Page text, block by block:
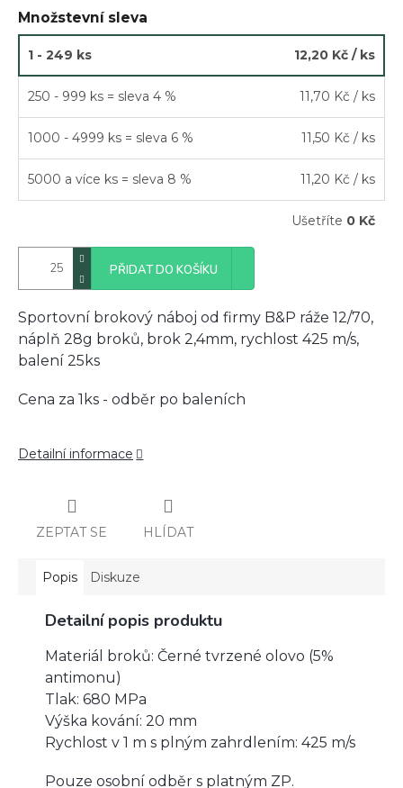
Množstevní sleva
1 - 249 ks 12,20 Kč / ks
250 - 999 ks = sleva 4 % 11,70 Kč / ks
1000 - 4999 ks = sleva 6 % 11,50 Kč / ks
5000 a více ks = sleva 8 % 11,20 Kč / ks
Ušetříte 0 Kč
PŘIDAT DO KOŠÍKU
Sportovní brokový náboj od firmy B&P ráže 12/70,
náplň 28g broků, brok 2,4mm, rychlost 425 m/s,
balení 25ks
Cena za 1ks - odběr po baleních
Detailní informace
ZEPTAT SE HLÍDAT
Popis Diskuze
Detailní popis produktu
Materiál broků: Černé tvrzené olovo (5%
antimonu)
Tlak: 680 MPa
Výška kování: 20 mm
Rychlost v 1 m s plným zahrdlením: 425 m/s
Pouze osobní odběr s platným ZP.